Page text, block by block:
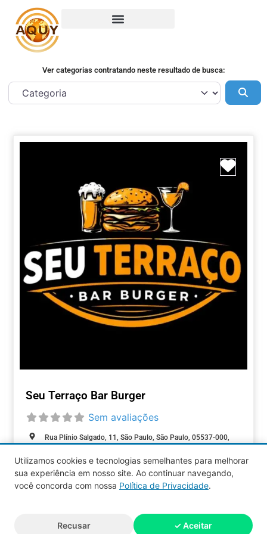
Ver categorias contratando neste resultado de busca:
Seu Terraço Bar Burger
Sem avaliações
Rua Plínio Salgado, 11, São Paulo, São Paulo, 05537-000,
ALIMENTAÇÃO Closed today:
reservados.
Utilizamos cookies e tecnologias semelhantes para melhorar
sua experiência em nosso site. Ao continuar navegando,
você concorda com nossa Política de Privacidade.
Recusar ✓ Aceitar